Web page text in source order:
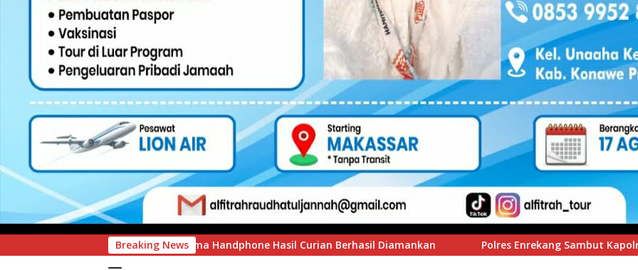
Breaking News
Lima Handphone Hasil Curian Berhasil Diamankan Polres Enrekang Sambut Kapolres Baru Dengan Tari